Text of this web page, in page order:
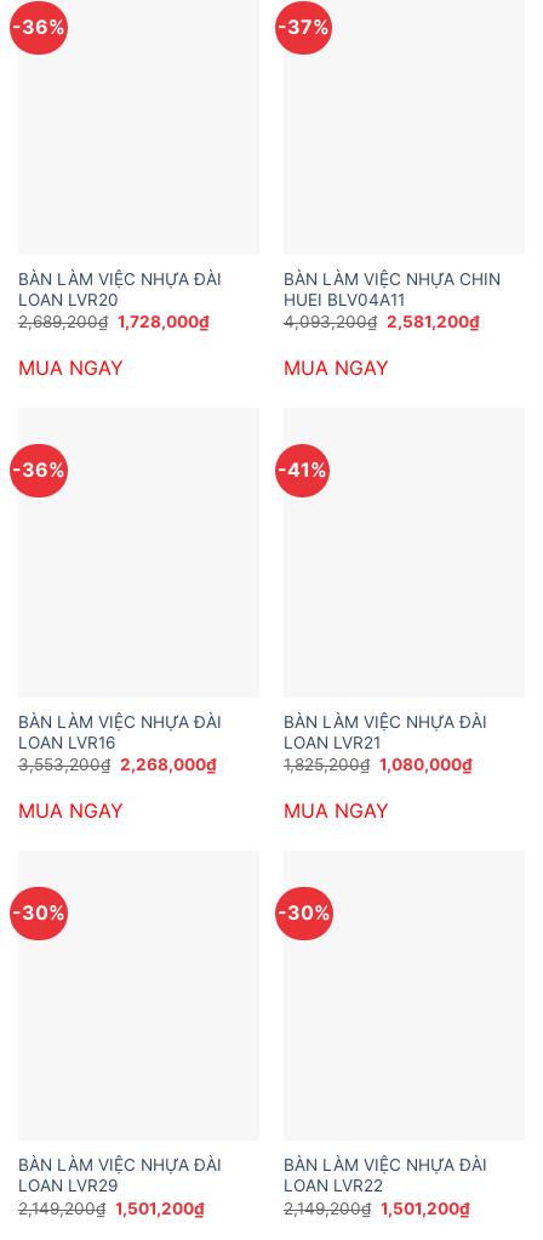
-36%
BÀN LÀM VIỆC NHỰA ĐÀI
LOAN LVR20
2,689,200₫ Giá
gốc
2,689,200₫.
1,728,000₫Giá
hiện
MUA NGAY
-37%
BÀN LÀM VIỆC NHỰA CHIN
HUEI BLV04A11
4,093,200₫ Giá
gốc
4,093,200₫.
2,581,200₫Giá
hiện
MUA NGAY
-36%
BÀN LÀM VIỆC NHỰA ĐÀI
LOAN LVR16
3,553,200₫ Giá
gốc
3,553,200₫.
2,268,000₫Giá
hiện
MUA NGAY
-41%
BÀN LÀM VIỆC NHỰA ĐÀI
LOAN LVR21
1,825,200₫ Giá
gốc
1,825,200₫.
1,080,000₫Giá
hiện
MUA NGAY
-30%
BÀN LÀM VIỆC NHỰA ĐÀI
LOAN LVR29
2,149,200₫ Giá
gốc
1,501,200₫Giá
hiện
-30%
BÀN LÀM VIỆC NHỰA ĐÀI
LOAN LVR22
2,149,200₫ Giá
gốc
1,501,200₫Giá
hiện